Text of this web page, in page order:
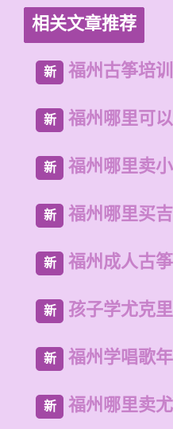
相关文章推荐
新 福州古筝培
新 福州哪里可
新 福州哪里卖
新 福州哪里买
新 福州成人古
新 孩子学尤克
新 福州学唱歌
新 福州哪里卖